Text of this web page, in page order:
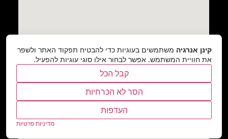
קינן אנרגיה משתמשים בעוגיות כדי להבטיח תפקוד האתר ולשפר
את חוויית המשתמש. אפשר לבחור אילו סוגי עוגיות להפעיל.
קבל הכל
הסר לא הכרחיות
העדפות
מדיניות פרטיות